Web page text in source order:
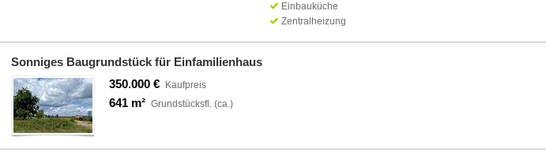
Einbauküche
Zentralheizung
Sonniges Baugrundstück für Einfamilienhaus
350.000 €
Kaufpreis
641 m² Grundstücksfl. (ca.)